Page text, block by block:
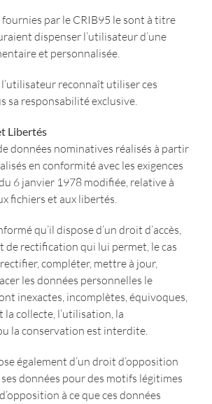
par le CRIB95 le sont à titre
dispenser l’utilisateur d’une
et personnalisée.
l’utilisateur reconnaît utiliser ces
sa responsabilité exclusive.
Libertés
données nominatives réalisés à partir
en conformité avec les exigences
6 janvier 1978 modifiée, relative à
fichiers et aux libertés.
qu’il dispose d’un droit d’accès,
de rectification qui lui permet, le cas
compléter, mettre à jour,
les données personnelles le
inexactes, incomplètes, équivoques,
la collecte, l’utilisation, la
la conservation est interdite.
également d’un droit d’opposition
données pour des motifs légitimes
à ce que ces données